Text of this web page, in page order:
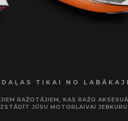
TIKAI NO
RAŽOTĀJIEM, KAS RAŽO
JŪSU MOTORLAIVAI